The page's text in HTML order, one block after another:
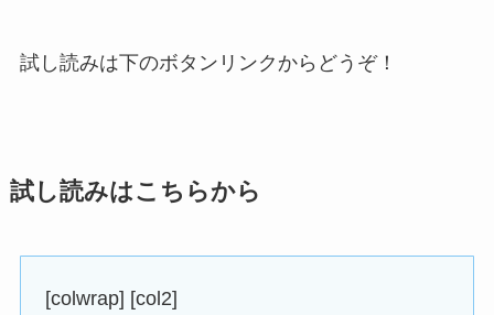
試し読みは下のボタンリンクからどうぞ！
試し読みはこちらから
[colwrap] [col2]